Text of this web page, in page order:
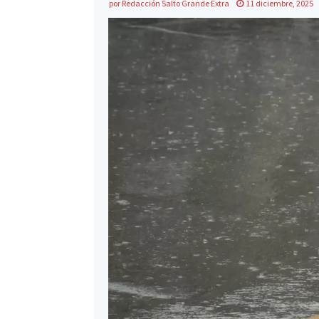
por Redacción Salto Grande Extra 11 diciembre, 2025